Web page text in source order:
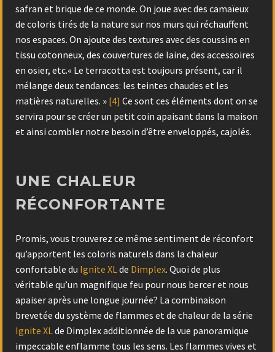
safran et brique de ce monde. On joue avec des camaïeux
de coloris tirés de la nature sur nos murs qui réchauffent
nos espaces. On ajoute des textures avec des coussins en
tissu cotonneux, des couvertures de laine, des accessoires
en osier, etc.« Le terracotta est toujours présent, car il
mélange deux tendances: les teintes chaudes et les
matières naturelles. » [4] Ce sont ces éléments dont on se
servira pour se créer un petit coin apaisant dans la maison
et ainsi combler notre besoin d’être enveloppés, cajolés.
UNE CHALEUR
RÉCONFORTANTE
Promis, vous trouverez ce même sentiment de réconfort
qu’apportent les coloris naturels dans la chaleur
confortable du Ignite XLde Dimplex. Quoi de plus
véritable qu’un magnifique feu pour nous bercer et nous
apaiser après une longue journée? La combinaison
brevetée du système de flammes et de chaleur de la série
Ignite XLde Dimplex additionnée de la vue panoramique
impeccable enflamme tous les sens. Les flammes vives et